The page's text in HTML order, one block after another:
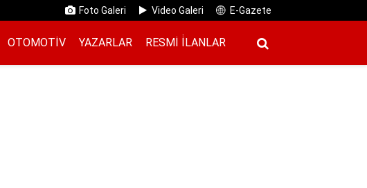
Foto Galeri Video Galeri E-Gazete
OTOMOTIV YAZARLAR RESMI İ̇LANLAR